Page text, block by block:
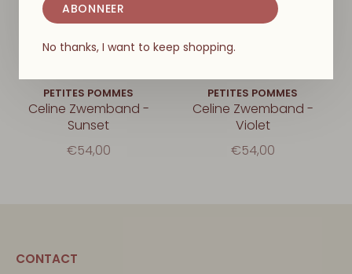
PETITES POMMES
Celine Zwemband -
Sunset
€54,00
PETITES POMMES
Celine Zwemband -
Violet
€54,00
CONTACT
ABONNEER
No thanks, I want to keep shopping.